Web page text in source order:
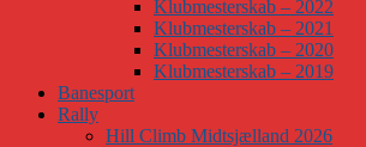
Klubmesterskab – 2022
Klubmesterskab – 2021
Klubmesterskab – 2020
Klubmesterskab – 2019
Banesport
Rally
Hill Climb Midtsjælland 2026